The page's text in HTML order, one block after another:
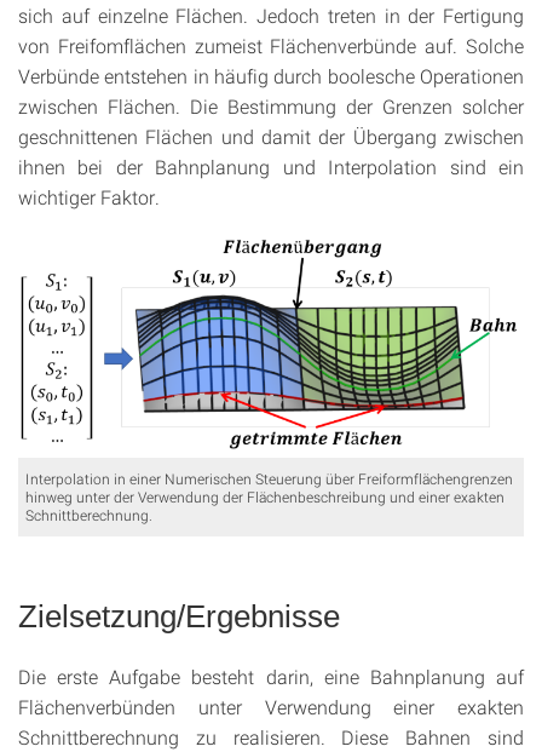
sich auf einzelne Flächen. Jedoch treten in der Fertigung
von Freifomflächen zumeist Flächenverbünde auf. Solche
Verbünde entstehen in häufig durch boolesche Operationen
zwischen Flächen. Die Bestimmung der Grenzen solcher
geschnittenen Flächen und damit der Übergang zwischen
ihnen bei der Bahnplanung und Interpolation sind ein
wichtiger Faktor.
Interpolation in einer Numerischen Steuerung über Freiformflächengrenzen
hinweg unter der Verwendung der Flächenbeschreibung und einer exakten
Schnittberechnung.
Zielsetzung/Ergebnisse
Die erste Aufgabe besteht darin, eine Bahnplanung auf
Flächenverbünden unter Verwendung einer exakten
Schnittberechnung zu realisieren. Diese Bahnen sind